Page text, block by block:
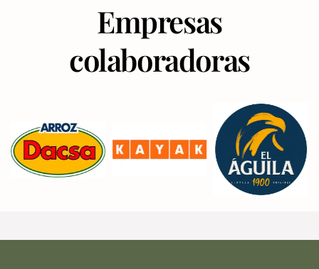
Empresas
colaboradoras